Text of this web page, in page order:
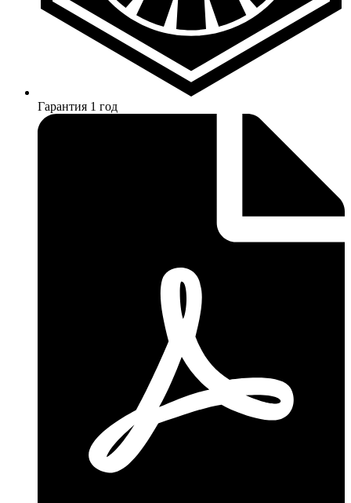
Гарантия 1 год